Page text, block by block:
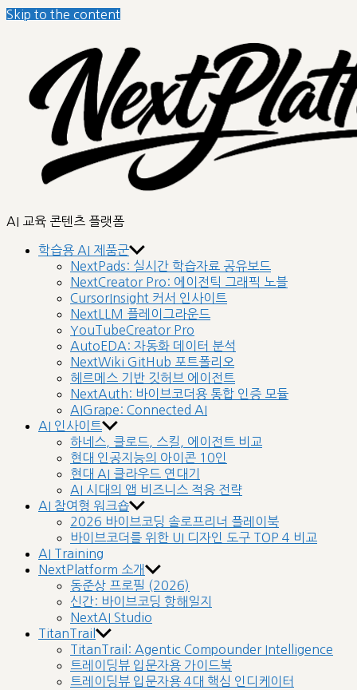
Skip to the content
nextplatform
AI 교육 콘텐츠 플랫폼
학습용 AI 제품군
NextPads: 실시간 학습자료 공유보드
NextCreator Pro: 에이전틱 그래픽 노블
CursorInsight 커서 인사이트
NextLLM 플레이그라운드
YouTubeCreator Pro
AutoEDA: 자동화 데이터 분석
NextWiki GitHub 포트폴리오
헤르메스 기반 깃허브 에이전트
NextAuth: 바이브코더용 통합 인증 모듈
AIGrape: Connected AI
AI 인사이트
하네스, 클로드, 스킬, 에이전트 비교
현대 인공지능의 아이콘 10인
현대 AI 클라우드 연대기
AI 시대의 앱 비즈니스 적응 전략
AI 참여형 워크숍
2026 바이브코딩 솔로프리너 플레이북
바이브코더를 위한 UI 디자인 도구 TOP 4 비교
AI Training
NextPlatform 소개
동준상 프로필 (2026)
신간: 바이브코딩 항해일지
NextAI Studio
TitanTrail
TitanTrail: Agentic Compounder Intelligence
트레이딩뷰 입문자용 가이드북
트레이딩뷰 입문자용 4대 핵심 인디케이터